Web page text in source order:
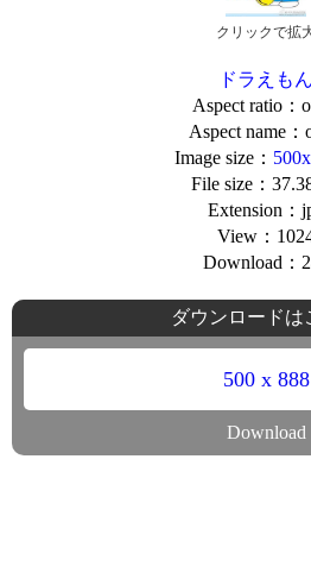
クリックで拡
ドラえもん
Aspect ratio：
Aspect name：
Image size：
File size：
Extension：
View：
Download：
ダウンロードは
500 x 888
Download